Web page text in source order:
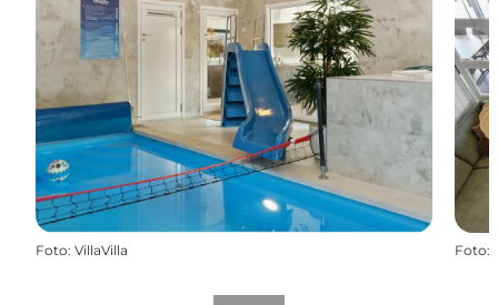
Foto: VillaVilla Foto: